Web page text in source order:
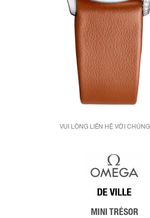
VUI LÒNG LIÊN HỆ VỚI
DE VILLE
MINI TRÉSOR